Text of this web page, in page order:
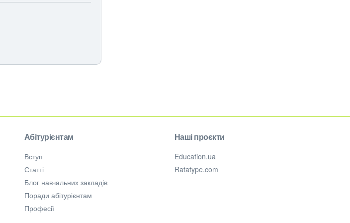
Абітурієнтам
Вступ
Статті
Блог навчальних закладів
Поради абітурієнтам
Професії
Наші проєкти
Education.ua
Ratatype.com